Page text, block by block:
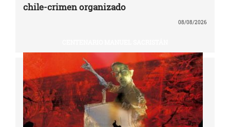
chile-crimen organizado
08/08/2026